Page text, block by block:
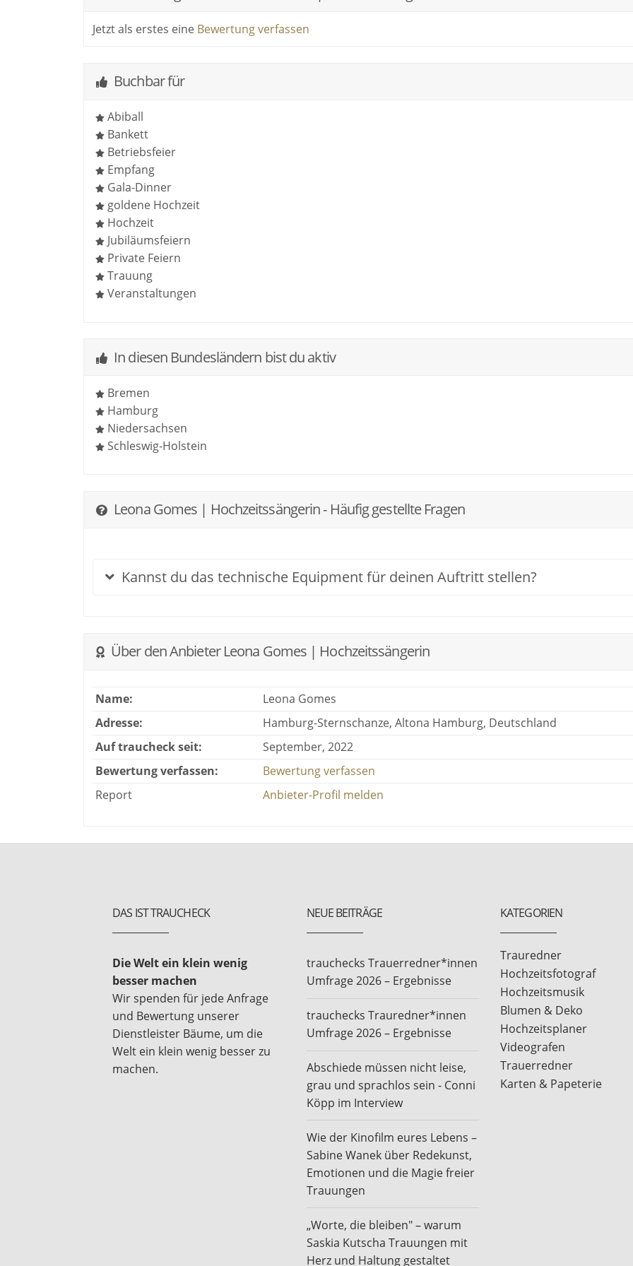
Jetzt als erstes eine Bewertung verfassen
Buchbar für
Abiball
Bankett
Betriebsfeier
Empfang
Gala-Dinner
goldene Hochzeit
Hochzeit
Jubiläumsfeiern
Private Feiern
Trauung
Veranstaltungen
In diesen Bundesländern bist du aktiv
Bremen
Hamburg
Niedersachsen
Schleswig-Holstein
Leona Gomes | Hochzeitssängerin - Häufig gestellte Fragen
Kannst du das technische Equipment für deinen Auftritt stellen?
Über den Anbieter Leona Gomes | Hochzeitssängerin
Name:
Leona Gomes
Adresse:
Hamburg-Sternschanze, Altona Hamburg, Deutschland
Auf traucheck seit:
September, 2022
Bewertung verfassen:
Bewertung verfassen
Report
Anbieter-Profil melden
DAS IST TRAUCHECK
Die Welt ein klein wenig
besser machen
Wir spenden für jede Anfrage
und Bewertung unserer
Dienstleister Bäume, um die
Welt ein klein wenig besser zu
machen.
NEUE BEITRÄGE
trauchecks Trauerredner*innen
Umfrage 2026 – Ergebnisse
trauchecks Trauredner*innen
Umfrage 2026 – Ergebnisse
Abschiede müssen nicht leise,
grau und sprachlos sein - Conni
Köpp im Interview
Wie der Kinofilm eures Lebens –
Sabine Wanek über Redekunst,
Emotionen und die Magie freier
Trauungen
„Worte, die bleiben" – warum
Saskia Kutscha Trauungen mit
Herz und Haltung gestaltet
KATEGORIEN
Trauredner
Hochzeitsfotograf
Hochzeitsmusik
Blumen & Deko
Hochzeitsplaner
Videografen
Trauerredner
Karten & Papeterie